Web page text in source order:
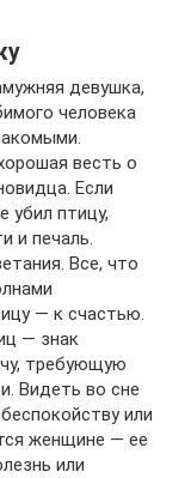
девушка,
человека
весть о
Если
убил птицу,
и печаль.
Все, что
— к счастью.
— знак
требующую
Видеть во сне
или
женщине — ее
или